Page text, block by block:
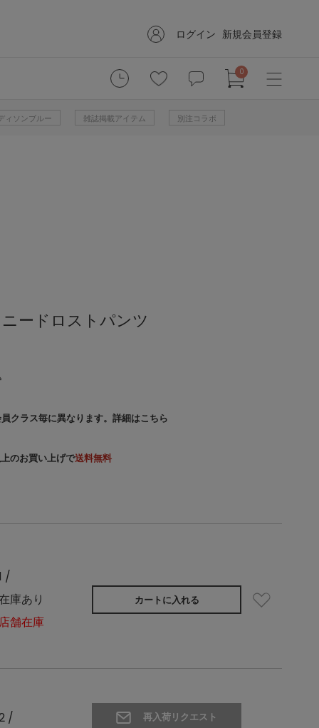
ログイン 新規会員登録
0
ィソンブルー 雑誌掲載アイテム 別注コラボ
ードロストパンツ
クラス毎に異なります。 詳細はこちら
のお買い上げで送料無料
/
庫あり
舗在庫
カートに入れる
/
再入荷リクエスト